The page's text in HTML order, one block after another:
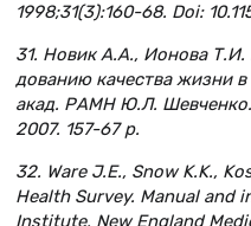
1998;31(3):160-68. Doi:
31. Новик А.А., Ионова
дованию качества жизни
акад. РАМН Ю.Л.
2007. 157-67 p.
32. Ware J.E., Snow K.K.,
Health Survey. Manual and
Institute, New England